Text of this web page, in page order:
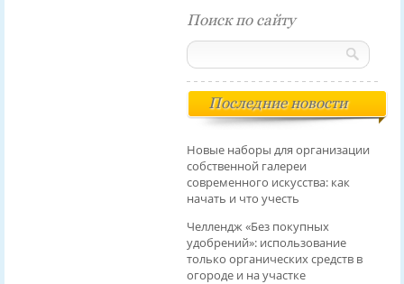
Поиск по сайту
Последние новости
Новые наборы для организации
собственной галереи
современного искусства: как
начать и что учесть
Челлендж «Без покупных
удобрений»: использование
только органических средств в
огороде и на участке